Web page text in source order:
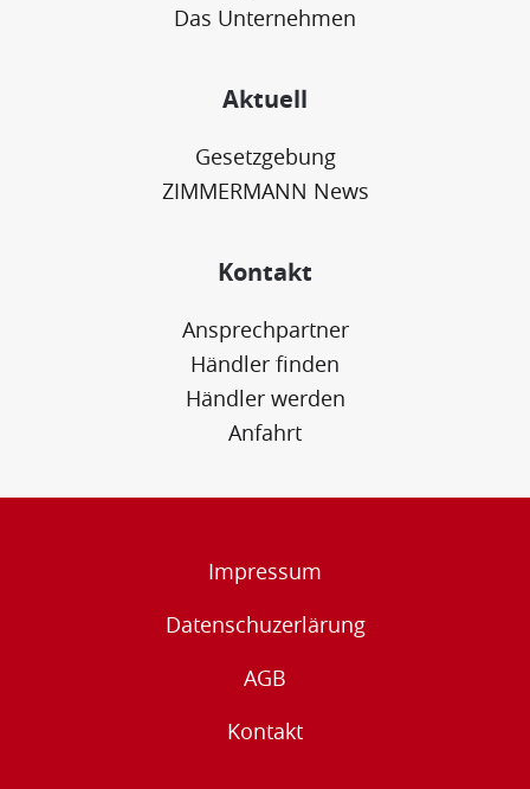
Das Unternehmen
Aktuell
Gesetzgebung
ZIMMERMANN News
Kontakt
Ansprechpartner
Händler finden
Händler werden
Anfahrt
Impressum
Datenschuzerlärung
AGB
Kontakt